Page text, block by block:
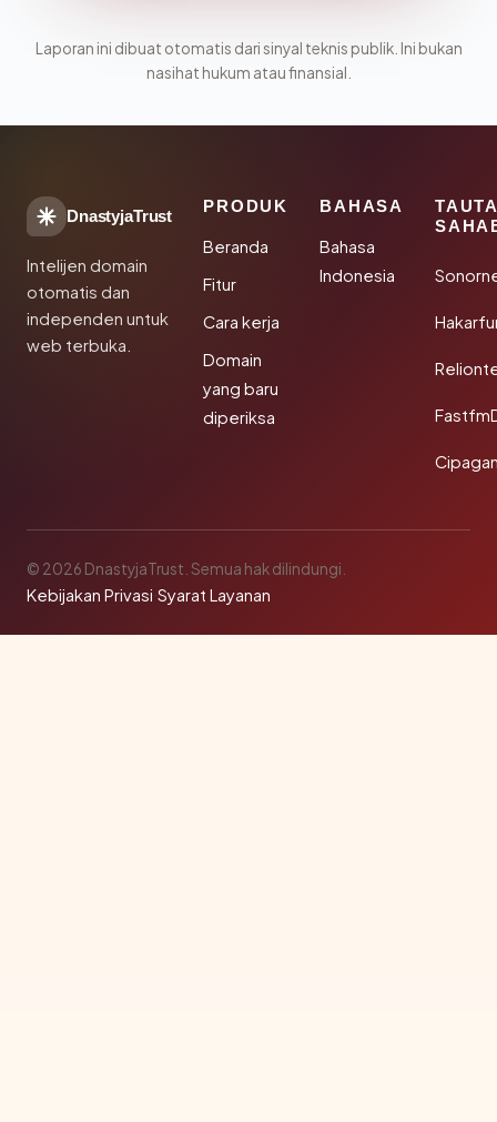
Laporan ini dibuat otomatis dari sinyal teknis publik. Ini bukan
nasihat hukum atau finansial.
DnastyjaTrust
Intelijen domain
otomatis dan
independen untuk
web terbuka.
PRODUK
Beranda
Fitur
Cara kerja
Domain
yang baru
diperiksa
BAHASA
Bahasa
Indonesia
© 2026 DnastyjaTrust. Semua hak dilindungi.
Kebijakan Privasi·Syarat Layanan